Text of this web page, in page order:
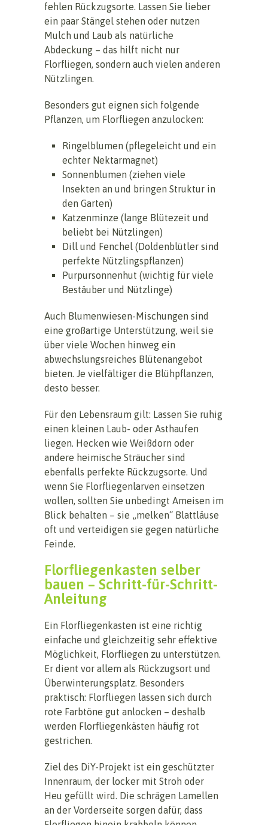
fehlen Rückzugsorte. Lassen Sie lieber
ein paar Stängel stehen oder nutzen
Mulch und Laub als natürliche
Abdeckung – das hilft nicht nur
Florfliegen, sondern auch vielen anderen
Nützlingen.
Besonders gut eignen sich folgende
Pflanzen, um Florfliegen anzulocken:
Ringelblumen (pflegeleicht und ein
echter Nektarmagnet)
Sonnenblumen (ziehen viele
Insekten an und bringen Struktur in
den Garten)
Katzenminze (lange Blütezeit und
beliebt bei Nützlingen)
Dill und Fenchel (Doldenblütler sind
perfekte Nützlingspflanzen)
Purpursonnenhut (wichtig für viele
Bestäuber und Nützlinge)
Auch Blumenwiesen-Mischungen sind
eine großartige Unterstützung, weil sie
über viele Wochen hinweg ein
abwechslungsreiches Blütenangebot
bieten. Je vielfältiger die Blühpflanzen,
desto besser.
Für den Lebensraum gilt: Lassen Sie ruhig
einen kleinen Laub- oder Asthaufen
liegen. Hecken wie Weißdorn oder
andere heimische Sträucher sind
ebenfalls perfekte Rückzugsorte. Und
wenn Sie Florfliegenlarven einsetzen
wollen, sollten Sie unbedingt Ameisen im
Blick behalten – sie „melken“ Blattläuse
oft und verteidigen sie gegen natürliche
Feinde.
Florfliegenkasten selber
bauen – Schritt-für-Schritt-
Anleitung
Ein Florfliegenkasten ist eine richtig
einfache und gleichzeitig sehr effektive
Möglichkeit, Florfliegen zu unterstützen.
Er dient vor allem als Rückzugsort und
Überwinterungsplatz. Besonders
praktisch: Florfliegen lassen sich durch
rote Farbtöne gut anlocken – deshalb
werden Florfliegenkästen häufig rot
gestrichen.
Ziel des DiY-Projekt ist ein geschützter
Innenraum, der locker mit Stroh oder
Heu gefüllt wird. Die schrägen Lamellen
an der Vorderseite sorgen dafür, dass